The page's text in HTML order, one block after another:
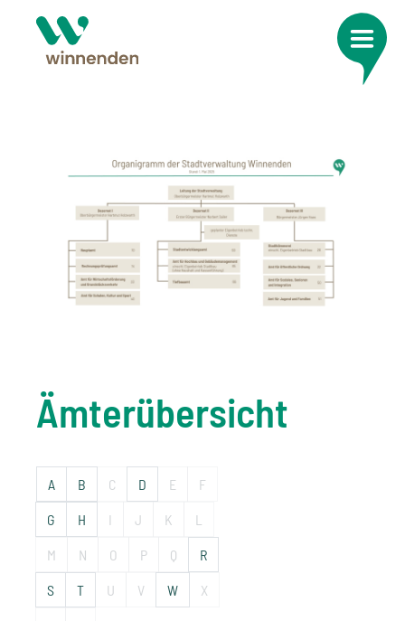
Ämterübersicht
A B C D E F
G H I J K L
M N O P Q R
S T U V W X